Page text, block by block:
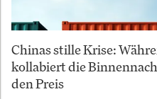
Chinas stille Krise:
kollabiert die
den Preis